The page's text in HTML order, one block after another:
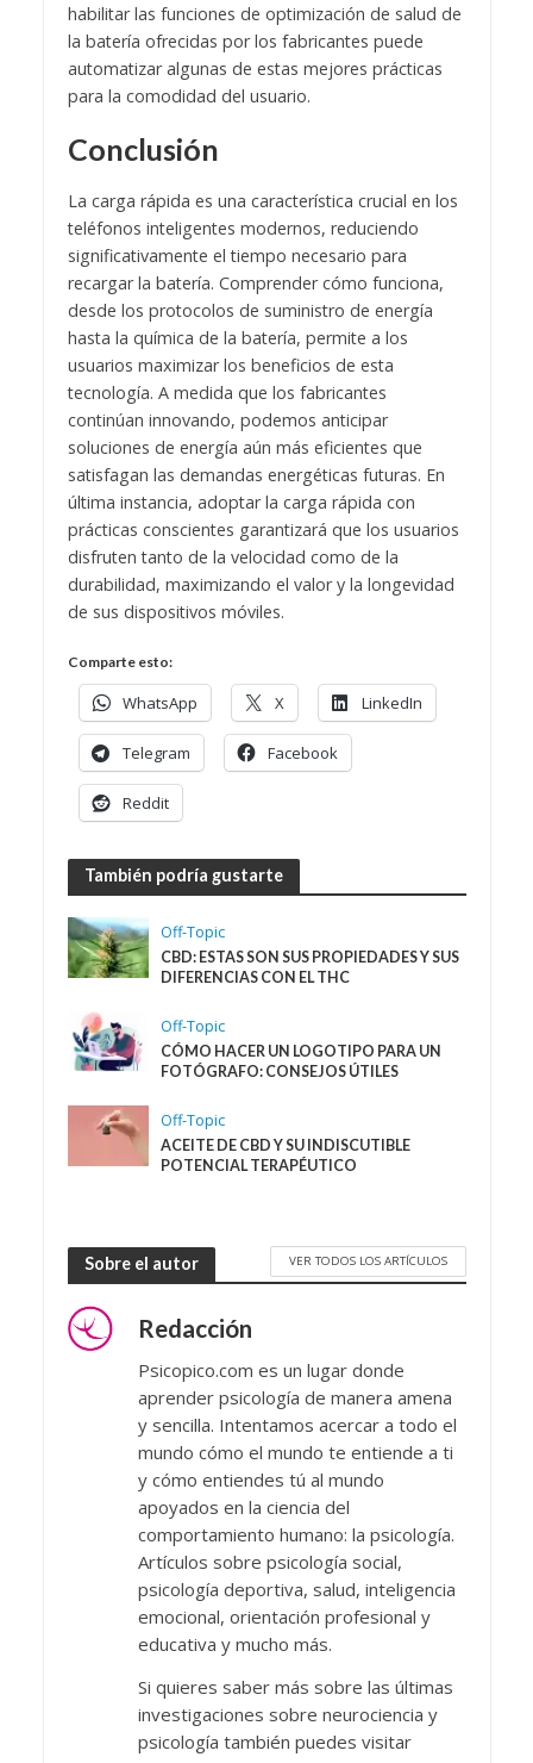
habilitar las funciones de optimización de salud de
la batería ofrecidas por los fabricantes puede
automatizar algunas de estas mejores prácticas
para la comodidad del usuario.
Conclusión
La carga rápida es una característica crucial en los
teléfonos inteligentes modernos, reduciendo
significativamente el tiempo necesario para
recargar la batería. Comprender cómo funciona,
desde los protocolos de suministro de energía
hasta la química de la batería, permite a los
usuarios maximizar los beneficios de esta
tecnología. A medida que los fabricantes
continúan innovando, podemos anticipar
soluciones de energía aún más eficientes que
satisfagan las demandas energéticas futuras. En
última instancia, adoptar la carga rápida con
prácticas conscientes garantizará que los usuarios
disfruten tanto de la velocidad como de la
durabilidad, maximizando el valor y la longevidad
de sus dispositivos móviles.
Comparte esto:
WhatsApp X LinkedIn
Telegram Facebook
Reddit
También podría gustarte
Off-Topic
CBD: ESTAS SON SUS PROPIEDADES Y SUS
DIFERENCIAS CON EL THC
Off-Topic
CÓMO HACER UN LOGOTIPO PARA UN
FOTÓGRAFO: CONSEJOS ÚTILES
Off-Topic
ACEITE DE CBD Y SU INDISCUTIBLE
POTENCIAL TERAPÉUTICO
Sobre el autor VER TODOS LOS ARTÍCULOS
Redacción
Psicopico.com es un lugar donde
aprender psicología de manera amena
y sencilla. Intentamos acercar a todo el
mundo cómo el mundo te entiende a ti
y cómo entiendes tú al mundo
apoyados en la ciencia del
comportamiento humano: la psicología.
Artículos sobre psicología social,
psicología deportiva, salud, inteligencia
emocional, orientación profesional y
educativa y mucho más.
Si quieres saber más sobre las últimas
investigaciones sobre neurociencia y
psicología también puedes visitar